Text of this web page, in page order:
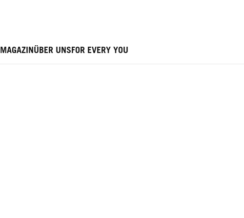
MAGAZINÜBER UNSFOR EVERY YOU